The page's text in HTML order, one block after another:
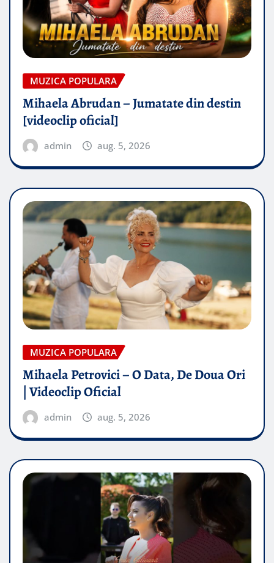
MUZICA POPULARA
Mihaela Abrudan – Jumatate din destin
[videoclip oficial]
admin aug. 5, 2026
MUZICA POPULARA
Mihaela Petrovici – O Data, De Doua Ori
| Videoclip Oficial
admin aug. 5, 2026